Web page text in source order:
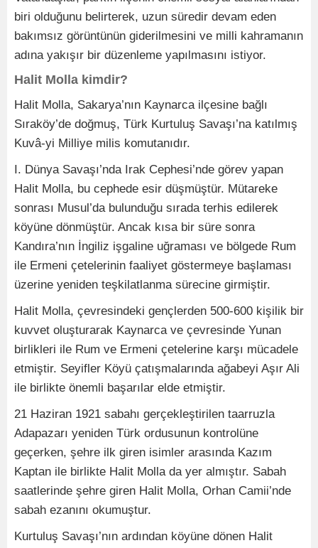
biri olduğunu belirterek, uzun süredir devam eden
bakımsız görüntünün giderilmesini ve milli kahramanın
adına yakışır bir düzenleme yapılmasını istiyor.
Halit Molla kimdir?
Halit Molla, Sakarya’nın Kaynarca ilçesine bağlı
Sıraköy’de doğmuş, Türk Kurtuluş Savaşı’na katılmış
Kuvâ-yi Milliye milis komutanıdır.
I. Dünya Savaşı’nda Irak Cephesi’nde görev yapan
Halit Molla, bu cephede esir düşmüştür. Mütareke
sonrası Musul’da bulunduğu sırada terhis edilerek
köyüne dönmüştür. Ancak kısa bir süre sonra
Kandıra’nın İngiliz işgaline uğraması ve bölgede Rum
ile Ermeni çetelerinin faaliyet göstermeye başlaması
üzerine yeniden teşkilatlanma sürecine girmiştir.
Halit Molla, çevresindeki gençlerden 500-600 kişilik bir
kuvvet oluşturarak Kaynarca ve çevresinde Yunan
birlikleri ile Rum ve Ermeni çetelerine karşı mücadele
etmiştir. Seyifler Köyü çatışmalarında ağabeyi Aşır Ali
ile birlikte önemli başarılar elde etmiştir.
21 Haziran 1921 sabahı gerçekleştirilen taarruzla
Adapazarı yeniden Türk ordusunun kontrolüne
geçerken, şehre ilk giren isimler arasında Kazım
Kaptan ile birlikte Halit Molla da yer almıştır. Sabah
saatlerinde şehre giren Halit Molla, Orhan Camii’nde
sabah ezanını okumuştur.
Kurtuluş Savaşı’nın ardından köyüne dönen Halit